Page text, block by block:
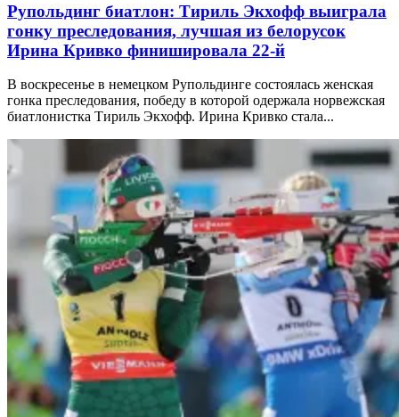
Рупольдинг биатлон: Тириль Экхофф выиграла
гонку преследования, лучшая из белорусок
Ирина Кривко финишировала 22-й
В воскресенье в немецком Рупольдинге состоялась женская
гонка преследования, победу в которой одержала норвежская
биатлонистка Тириль Экхофф. Ирина Кривко стала...